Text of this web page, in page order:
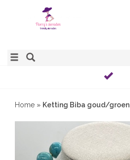
Home » Ketting Biba goud/groen